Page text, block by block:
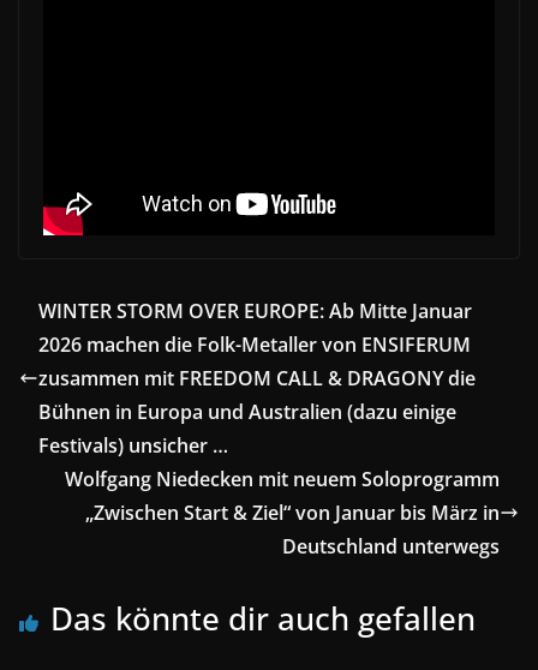
WINTER STORM OVER EUROPE: Ab Mitte Januar
2026 machen die Folk-Metaller von ENSIFERUM
zusammen mit FREEDOM CALL & DRAGONY die
Bühnen in Europa und Australien (dazu einige
Festivals) unsicher …
Wolfgang Niedecken mit neuem Soloprogramm
„Zwischen Start & Ziel“ von Januar bis März in
Deutschland unterwegs
Das könnte dir auch gefallen